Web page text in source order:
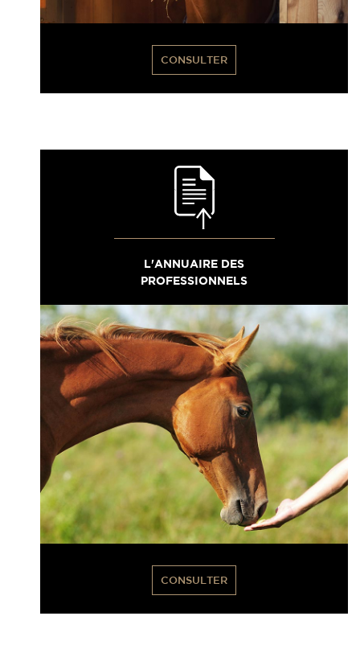
CONSULTER
L'ANNUAIRE DES
PROFESSIONNELS
CONSULTER